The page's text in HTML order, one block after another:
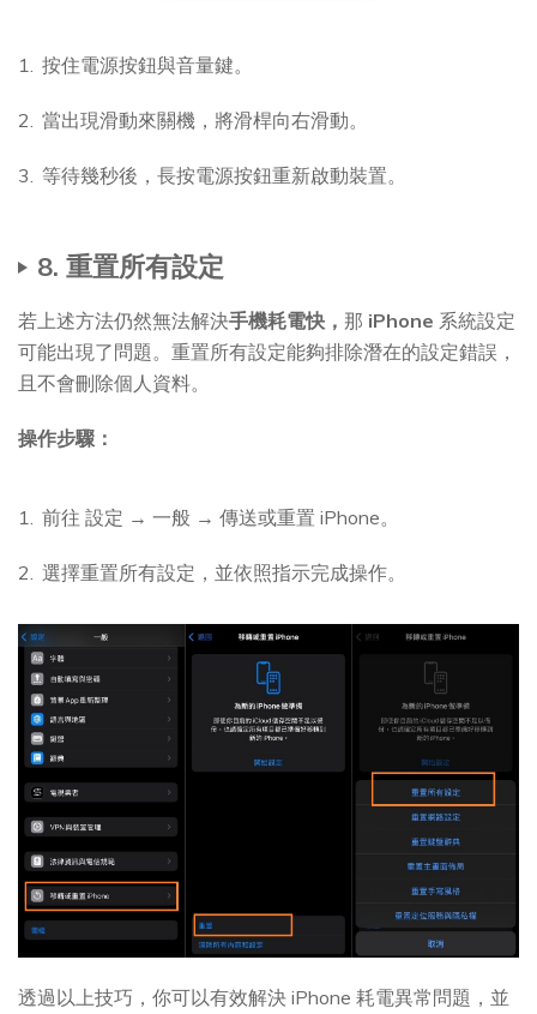
按住電源按鈕與音量鍵。
當出現滑動來關機，將滑桿向右滑動。
等待幾秒後，長按電源按鈕重新啟動裝置。
8. 重置所有設定
若上述方法仍然無法解決手機耗電快， 那 iPhone 系統設定
可能出現了問題。重置所有設定能夠排除潛在的設定錯誤，
且不會刪除個人資料。
操作步驟：
前往 設定 → 一般 → 傳送或重置 iPhone。
選擇重置所有設定，並依照指示完成操作。
透過以上技巧，你可以有效解決 iPhone 耗電異常問題，並